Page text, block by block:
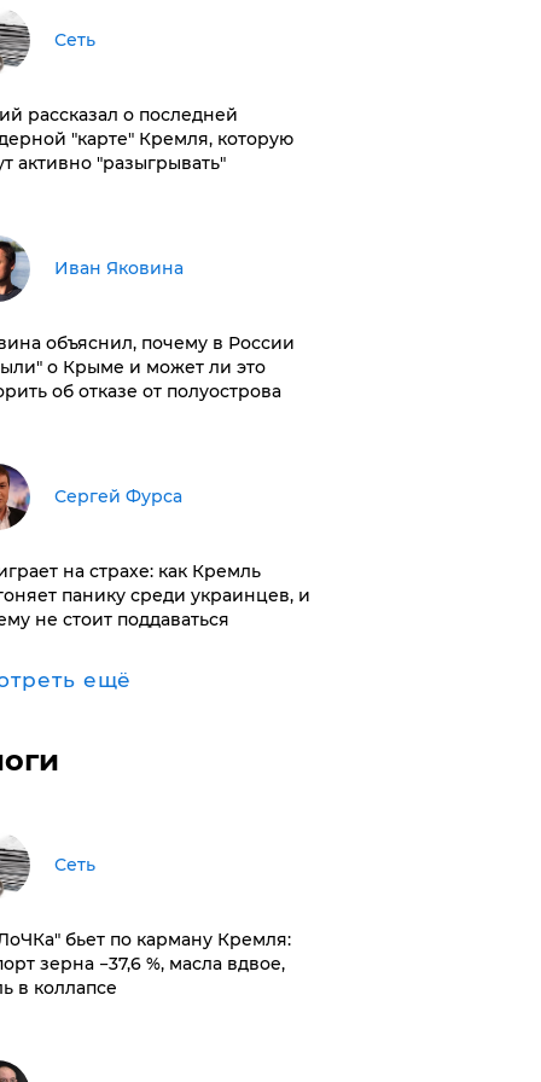
Сеть
рассказал о последней
"карте" Кремля, которую
активно "разыгрывать"
Иван Яковина
объяснил, почему в России
о Крыме и может ли это
об отказе от полуострова
Сергей Фурса
на страхе: как Кремль
панику среди украинцев, и
не стоит поддаваться
ещё
Сеть
бьет по карману Кремля:
зерна −37,6 %, масла вдвое,
в коллапсе